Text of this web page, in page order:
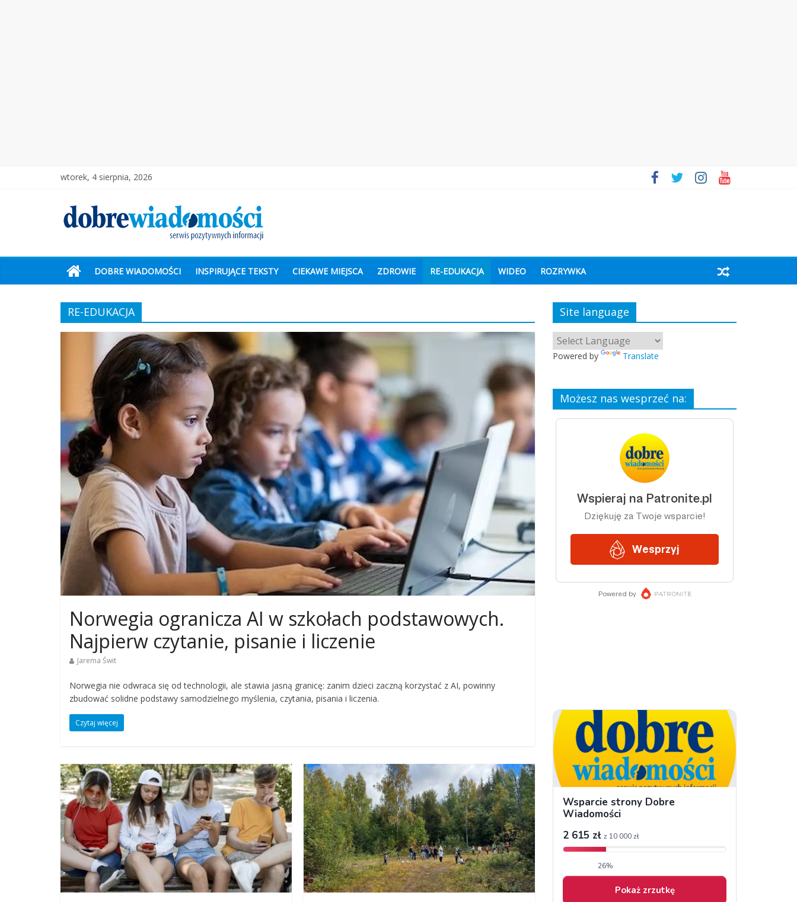
wtorek, 4 sierpnia, 2026
DOBRE WIADOMOŚCI INSPIRUJĄCE TEKSTY CIEKAWE MIEJSCA ZDROWIE RE-EDUKACJA WIDEO ROZRYWKA
RE-EDUKACJA
Norwegia ogranicza AI w szkołach podstawowych.
Najpierw czytanie, pisanie i liczenie
Jarema Świt
Norwegia nie odwraca się od technologii, ale stawia jasną granicę: zanim dzieci zaczną korzystać z AI, powinny
zbudować solidne podstawy samodzielnego myślenia, czytania, pisania i liczenia.
Czytaj więcej
Site language
Powered by Translate
Możesz nas wesprzeć na: